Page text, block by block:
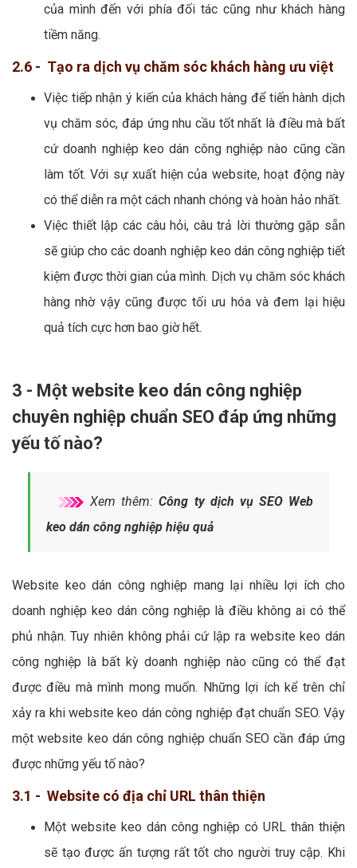
của mình đến với phía đối tác cũng như khách hàng
tiềm năng.
2.6 - Tạo ra dịch vụ chăm sóc khách hàng ưu việt
Việc tiếp nhận ý kiến của khách hàng để tiến hành dịch
vụ chăm sóc, đáp ứng nhu cầu tốt nhất là điều mà bất
cứ doanh nghiệp keo dán công nghiệp nào cũng cần
làm tốt. Với sự xuất hiện của website, hoạt động này
có thể diễn ra một cách nhanh chóng và hoàn hảo nhất.
Việc thiết lập các câu hỏi, câu trả lời thường gặp sẵn
sẽ giúp cho các doanh nghiệp keo dán công nghiệp tiết
kiệm được thời gian của mình. Dịch vụ chăm sóc khách
hàng nhờ vậy cũng được tối ưu hóa và đem lại hiệu
quả tích cực hơn bao giờ hết.
3 - Một website keo dán công nghiệp
chuyên nghiệp chuẩn SEO đáp ứng những
yếu tố nào?
Xem thêm:Công ty dịch vụ SEO Web
keo dán công nghiệp hiệu quả
Website keo dán công nghiệp mang lại nhiều lợi ích cho
doanh nghiệp keo dán công nghiệp là điều không ai có thể
phủ nhận. Tuy nhiên không phải cứ lập ra website keo dán
công nghiệp là bất kỳ doanh nghiệp nào cũng có thể đạt
được điều mà mình mong muốn. Những lợi ích kể trên chỉ
xảy ra khi website keo dán công nghiệp đạt chuẩn SEO. Vậy
một website keo dán công nghiệp chuẩn SEO cần đáp ứng
được những yếu tố nào?
3.1 - Website có địa chỉ URL thân thiện
Một website keo dán công nghiệp có URL thân thiện
sẽ tạo được ấn tượng rất tốt cho người truy cập. Khi